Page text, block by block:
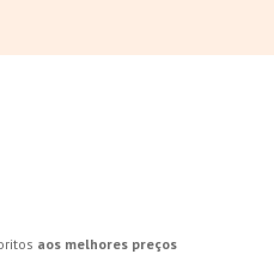
aos melhores preços